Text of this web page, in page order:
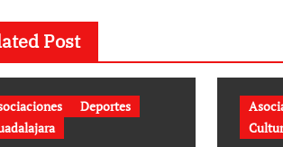
Post
Deportes